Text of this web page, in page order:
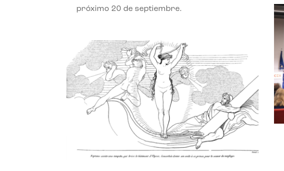
próximo 20 de septiembre.